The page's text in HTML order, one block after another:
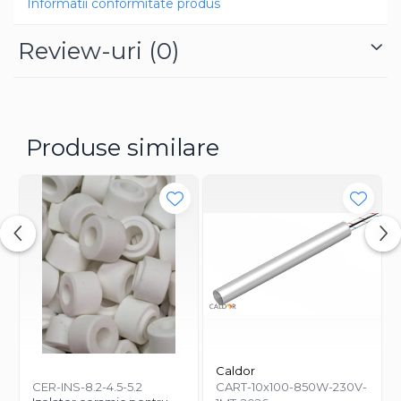
extrudere
procese unde este nevoie de incalzire mai intensa
✔ cablu rezistent la temperaturi ridicate
Review-uri (0)
Produse similare
CER-INS-8.2-4.5-5.2
Caldor
CART-10x100-850W-230V-